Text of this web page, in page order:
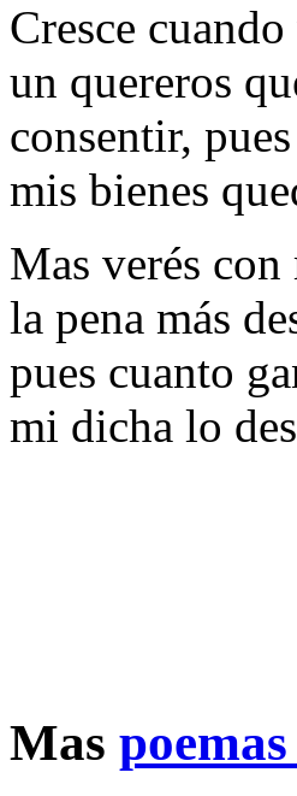
Cresce
un quereros
consentir,
mis bienes
Mas verés
la pena más
pues cuanto
mi dicha lo
Mas